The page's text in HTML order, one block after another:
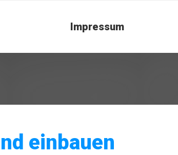
Impressum
einbauen